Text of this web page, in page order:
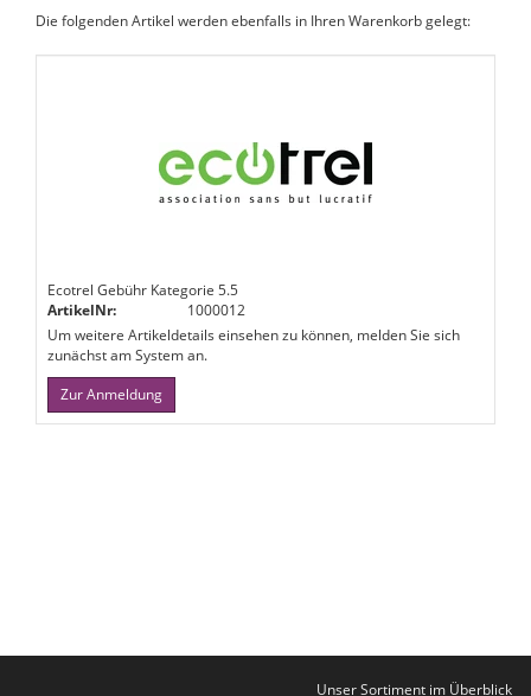
Die folgenden Artikel werden ebenfalls in Ihren Warenkorb gelegt:
Ecotrel Gebühr Kategorie 5.5
ArtikelNr:
1000012
Um weitere Artikeldetails einsehen zu können, melden Sie sich
zunächst am System an.
Zur Anmeldung
Unser Sortiment im Überblick